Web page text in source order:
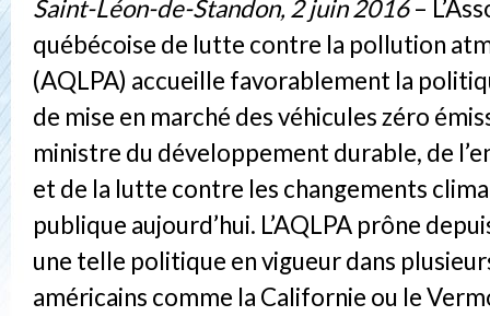
Saint-Léon-de-Standon, 2 juin 2016–
québécoise de lutte contre la pollution
(AQLPA) accueille favorablement la
de mise en marché des véhicules zéro
ministre du développement durable, de
et de la lutte contre les changements
publique aujourd’hui. L’AQLPA prône
une telle politique en vigueur dans
américains comme la Californie ou le